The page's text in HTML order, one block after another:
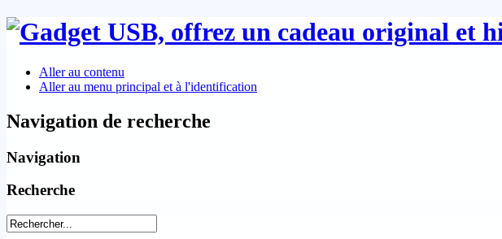
Aller au contenu
Aller au menu principal et à l'identification
Navigation de recherche
Navigation
Recherche